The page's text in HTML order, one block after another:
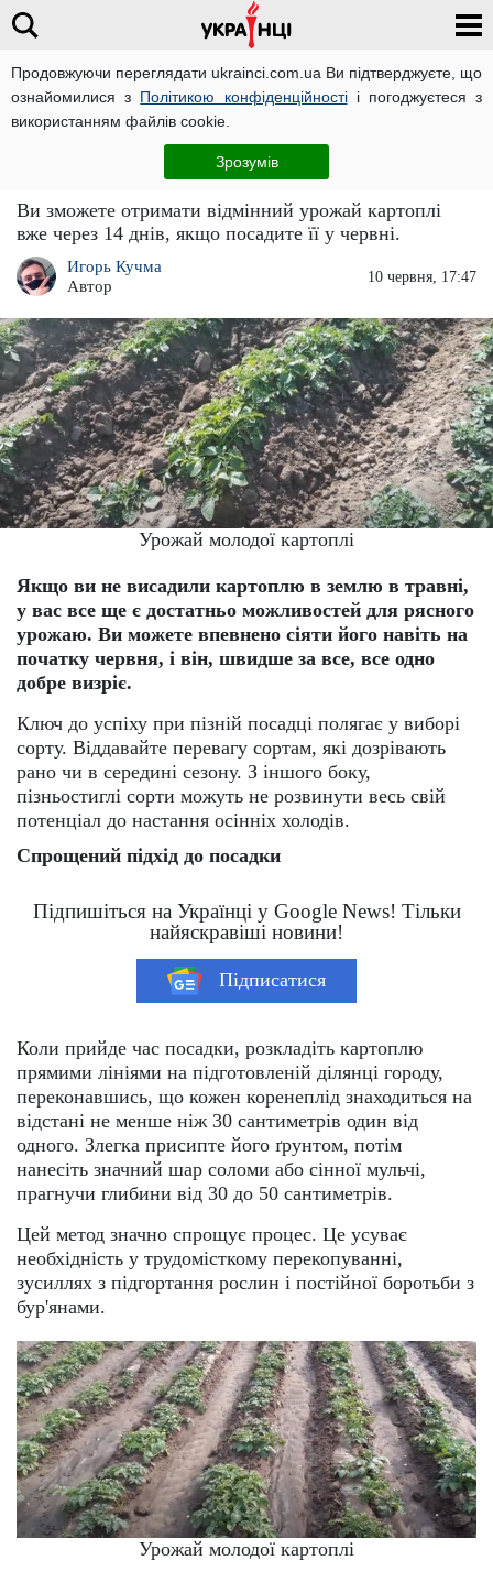
Продовжуючи переглядати ukrainci.com.ua Ви підтверджуєте, що
ознайомилися з Політикою конфіденційностіі погоджуєтеся з
використанням файлів cookie.
Зрозумів
Великі новини
Це останній шанс: як садити картоплю у
червні, щоб отримати урожай за два тижні
Ви зможете отримати відмінний урожай картоплі
вже через 14 днів, якщо посадите її у червні.
Игорь Кучма
Автор
10 червня, 17:47
Урожай молодої картоплі
Якщо ви не висадили картоплю в землю в травні,
у вас все ще є достатньо можливостей для рясного
урожаю. Ви можете впевнено сіяти його навіть на
початку червня, і він, швидше за все, все одно
добре визріє.
Ключ до успіху при пізній посадці полягає у виборі
сорту. Віддавайте перевагу сортам, які дозрівають
рано чи в середині сезону. З іншого боку,
пізньостиглі сорти можуть не розвинути весь свій
потенціал до настання осінніх холодів.
Спрощений підхід до посадки
Підпишіться на Українці у Google News! Тільки
найяскравіші новини!
Підписатися
Коли прийде час посадки, розкладіть картоплю
прямими лініями на підготовленій ділянці городу,
переконавшись, що кожен коренеплід знаходиться на
відстані не менше ніж 30 сантиметрів один від
одного. Злегка присипте його ґрунтом, потім
нанесіть значний шар соломи або сінної мульчі,
прагнучи глибини від 30 до 50 сантиметрів.
Цей метод значно спрощує процес. Це усуває
необхідність у трудомісткому перекопуванні,
зусиллях з підгортання рослин і постійної боротьби з
бур'янами.
Урожай молодої картоплі